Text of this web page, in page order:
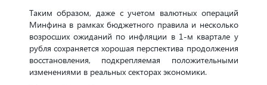
Таким образом, даже с учетом валютных операций
Минфина в рамках бюджетного правила и несколько
возросших ожиданий по инфляции в 1-м квартале у
рубля сохраняется хорошая перспектива продолжения
восстановления, подкрепляемая положительными
изменениями в реальных секторах экономики.